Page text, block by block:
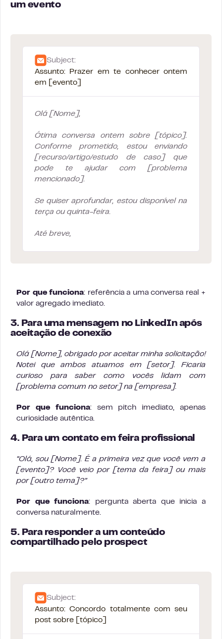
um evento
Subject:
Assunto: Prazer em te conhecer ontem
em [evento]
Olá [Nome],
Ótima conversa ontem sobre [tópico].
Conforme prometido, estou enviando
[recurso/artigo/estudo de caso] que
pode te ajudar com [problema
mencionado].
Se quiser aprofundar, estou disponível na
terça ou quinta-feira.
Até breve,
Por que funciona: referência a uma conversa real +
valor agregado imediato.
3. Para uma mensagem no LinkedIn após
aceitação de conexão
Olá [Nome], obrigado por aceitar minha solicitação!
Notei que ambos atuamos em [setor]. Ficaria
curioso para saber como vocês lidam com
[problema comum no setor] na [empresa].
Por que funciona: sem pitch imediato, apenas
curiosidade autêntica.
4. Para um contato em feira profissional
“Olá, sou [Nome]. É a primeira vez que você vem a
[evento]? Você veio por [tema da feira] ou mais
por [outro tema]?”
Por que funciona: pergunta aberta que inicia a
conversa naturalmente.
5. Para responder a um conteúdo
compartilhado pelo prospect
Subject:
Assunto: Concordo totalmente com seu
post sobre [tópico]